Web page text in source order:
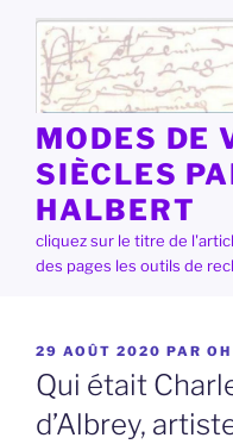
contenu
principal
MODES DE
SIÈCLES
HALBERT
cliquez sur le titre de
des pages les outils de
PUBLIÉ
LE
29 AOÛT 2020 PAR OH
Qui était
d’Albrey,